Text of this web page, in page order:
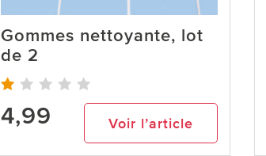
Gommes nettoyante, lot
de 2
4,99 Voir l’article